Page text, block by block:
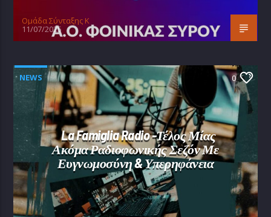
Oμάδα Σύνταξης Κ
11/07/2025
NEWS 0
La Famiglia Radio -Τέλος Μίας
Ακόμα Ραδιοφωνικής Σεζόν Με
Ευγνωμοσύνη & Υπερηφάνεια